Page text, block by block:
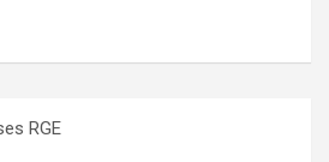
RGE